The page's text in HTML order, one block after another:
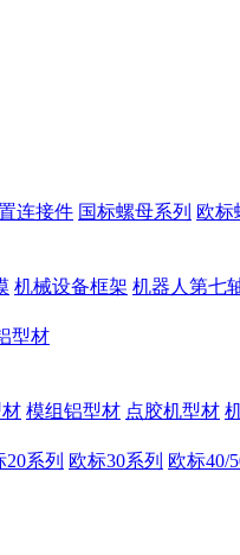
连接件 国标螺母系列 欧标
机械设备框架 机器人第七
型材
模组铝型材 点胶机型材
20系列 欧标30系列 欧标40/